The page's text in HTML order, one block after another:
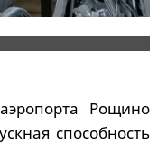
Рощино
способность